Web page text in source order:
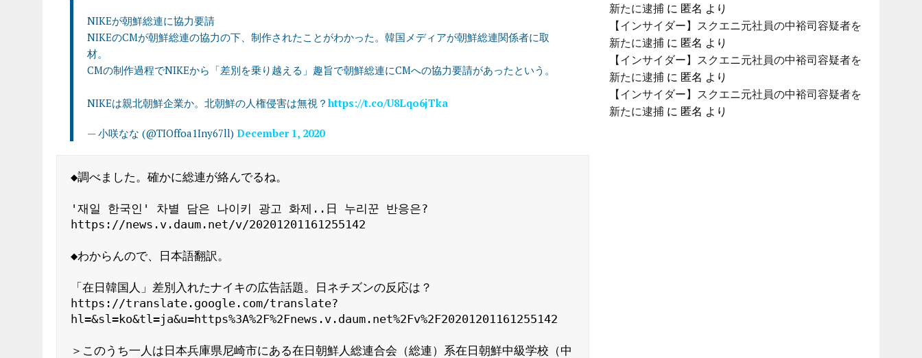
NIKEが朝鮮総連に協力要請
NIKEのCMが朝鮮総連の協力の下、制作されたことがわかった。韓国メディアが朝鮮総連関係者に取
材。
CMの制作過程でNIKEから「差別を乗り越える」趣旨で朝鮮総連にCMへの協力要請があったという。
NIKEは親北朝鮮企業か。北朝鮮の人権侵害は無視？ https://t.co/U8Lqo6jTka
— 小咲なな (@TIOffoa1Iny67ll) December 1, 2020
◆調べました。確かに総連が絡んでるね。
'재일 한국인' 차별 담은 나이키 광고 화제..日 누리꾼 반응은?
https://news.v.daum.net/v/20201201161255142
◆わからんので、日本語翻訳。
「在日韓国人」差別入れたナイキの広告話題。日ネチズンの反応は？
https://translate.google.com/translate?
hl=&sl=ko&tl=ja&u=https%3A%2F%2Fnews.v.daum.net%2Fv%2F20201201161255142
＞このうち一人は日本兵庫県尼崎市にある在日朝鮮人総連合会（総連）系在日朝鮮中級学校（中
新たに逮捕 に 匿名 より
【インサイダー】スクエニ元社員の中裕司容疑者を
新たに逮捕 に 匿名 より
【インサイダー】スクエニ元社員の中裕司容疑者を
新たに逮捕 に 匿名 より
【インサイダー】スクエニ元社員の中裕司容疑者を
新たに逮捕 に 匿名 より